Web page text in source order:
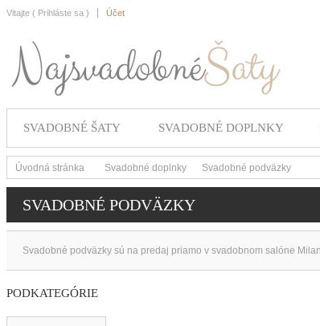
Vitajte ( Prihláste sa ) Účet
SVADOBNÉ ŠATY SVADOBNÉ DOPLNKY
Úvodná stránka
>
Svadobné doplnky
>
Svadobné podväzky
SVADOBNÉ PODVÄZKY
Svadobné podväzky sú na predaj priamo v svadobnom salóne
PODKATEGÓRIE